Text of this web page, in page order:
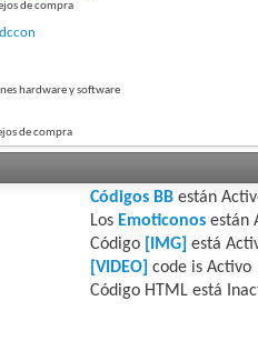
de compra
hardware y software
de compra
Códigos BBestán
Los Emoticonosestán
Código
[IMG] está
[VIDEO] code is Activo
Código HTML está